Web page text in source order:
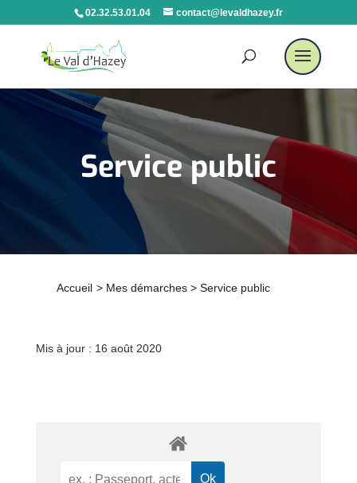
02.32.53.01.04 contact@levaldhazey.fr
Service public
Accueil > Mes démarches > Service public
Mis à jour : 16 août 2020